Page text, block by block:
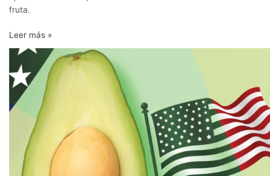
fruta.
Leer más »
En
mercados
contraídos,
UU
cara